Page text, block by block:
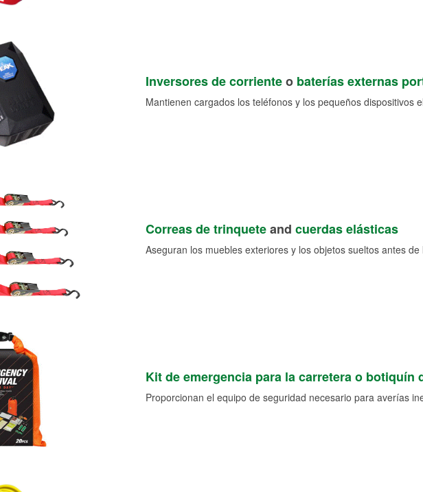
Inversores de corrienteo baterías externas
Mantienen cargados los teléfonos y los pequeños dispositivos
Correas de trinqueteand cuerdas elásticas
Aseguran los muebles exteriores y los objetos sueltos antes
Kit de emergencia para la carretera o botiquín
Proporcionan el equipo de seguridad necesario para averías